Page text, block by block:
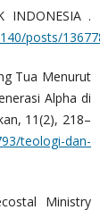
INDONESIA .
posts/
Tua Menurut
Alpha di
11(2), 218–
teologi-dan-
Ministry